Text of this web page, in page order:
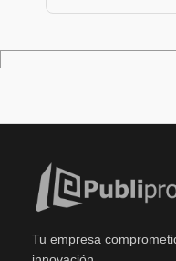
Tu empresa